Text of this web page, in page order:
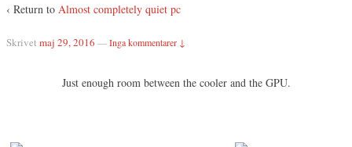
‹ Return to Almost completely quiet pc
Skrivet maj 29, 2016 —Inga kommentarer ↓
Just enough room between the cooler and the GPU.